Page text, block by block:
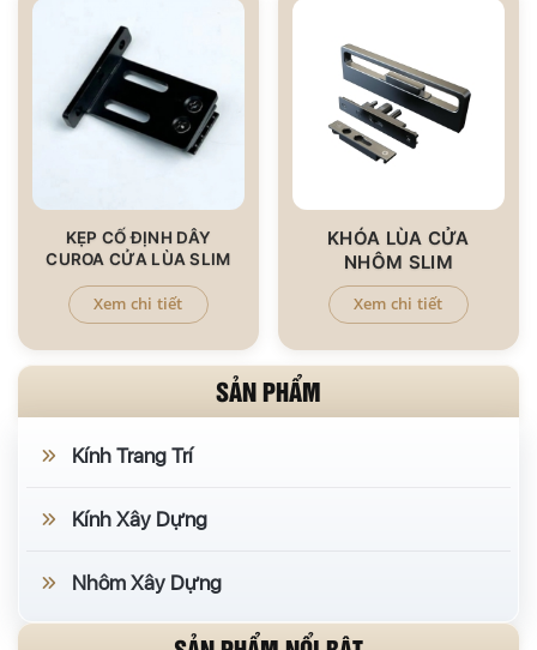
KẸP CỐ ĐỊNH DÂY
CUROA CỬA LÙA SLIM
Xem chi tiết
KHÓA LÙA CỬA
NHÔM SLIM
Xem chi tiết
SẢN PHẨM
Kính Trang Trí
Kính Xây Dựng
Nhôm Xây Dựng